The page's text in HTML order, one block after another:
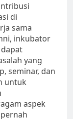
di
sama
inkubator
yang
seminar, dan
untuk
aspek